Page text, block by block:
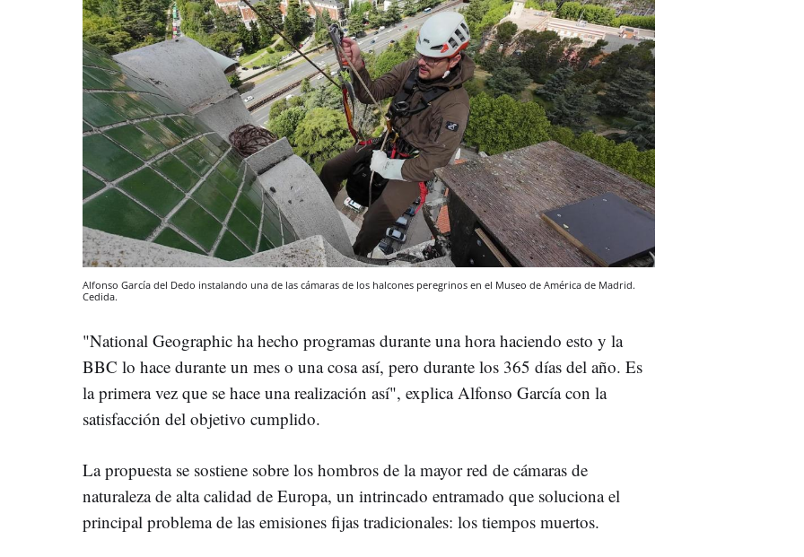
Alfonso García del Dedo instalando una de las cámaras de los halcones peregrinos en el Museo de América de Madrid.
Cedida.
"National Geographic ha hecho programas durante una hora haciendo esto y la
BBC lo hace durante un mes o una cosa así, pero durante los 365 días del año. Es
la primera vez que se hace una realización así", explica Alfonso García con la
satisfacción del objetivo cumplido.
La propuesta se sostiene sobre los hombros de la mayor red de cámaras de
naturaleza de alta calidad de Europa, un intrincado entramado que soluciona el
principal problema de las emisiones fijas tradicionales: los tiempos muertos.